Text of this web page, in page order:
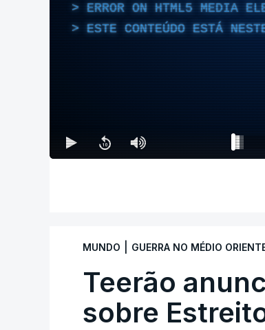
ERROR ON HTML5 MEDIA
ESTE CONTEÚDO ESTÁ
MUNDO GUERRA NO MÉDIO
Teerão
sobre